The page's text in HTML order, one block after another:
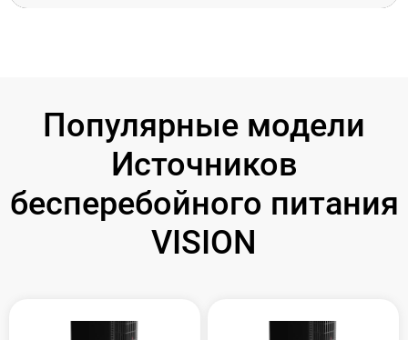
Популярные модели
Источников
бесперебойного питания
VISION